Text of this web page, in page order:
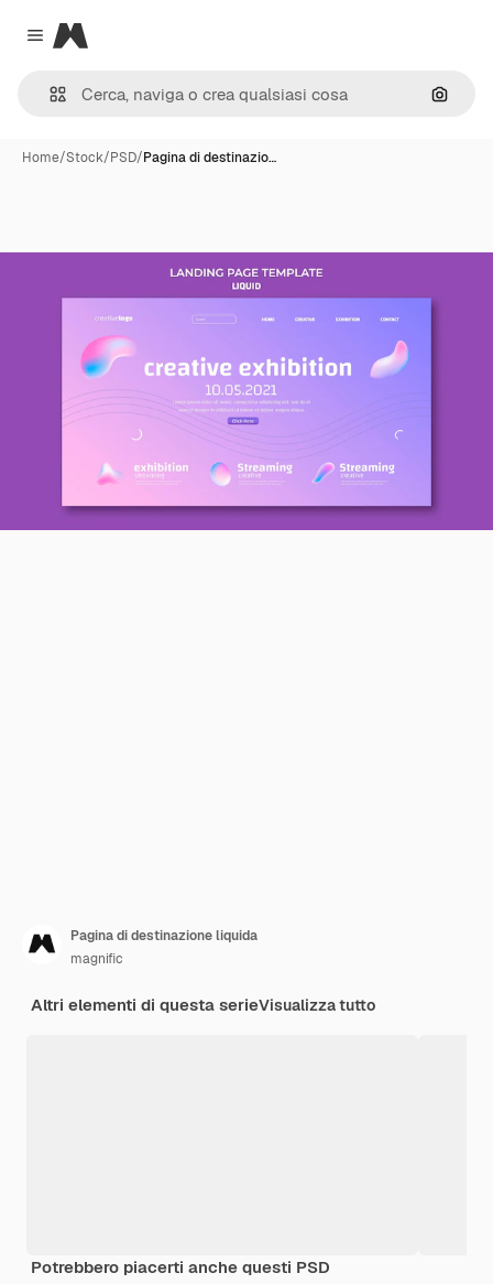
Close menu
Magnific
Cerca
Home/Stock/PSD/Pagina di destinazio…
Pagina di destinazione liquida
magnific
Altri elementi di questa serieVisualizza tutto
Potrebbero piacerti anche questi PSD